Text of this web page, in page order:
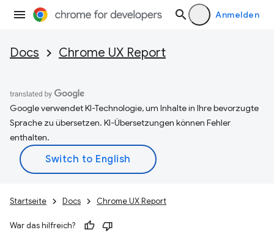
Anmelden
Docs Chrome UX Report
Google verwendet KI-Technologie, um Inhalte in Ihre bevorzugte
Sprache zu übersetzen. KI-Übersetzungen können Fehler
enthalten.
Startseite Docs Chrome UX Report
War das hilfreich?